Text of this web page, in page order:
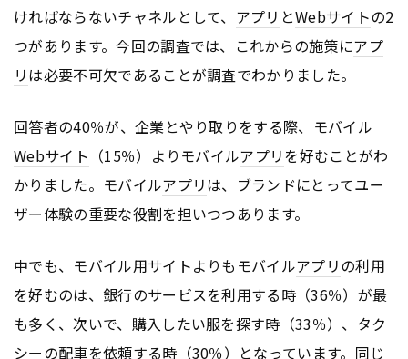
ければならないチャネルとして、 アプリ とWebサイトの2
つがあります。今回の調査では、これからの施策にアプ
リは必要不可欠であることが調査でわかりました。
回答者の40％が、企業とやり取りをする際、モバイル
Webサイト （15％）よりモバイルアプリを好むことがわ
かりました。モバイルアプリは、ブランドにとってユー
ザー体験の重要な役割を担いつつあります。
中でも、モバイル用サイトよりもモバイルアプリの利用
を好むのは、銀行のサービスを利用する時（36％）が最
も多く、次いで、購入したい服を探す時（33％）、タク
シーの配車を依頼する時（30％）となっています。同じ